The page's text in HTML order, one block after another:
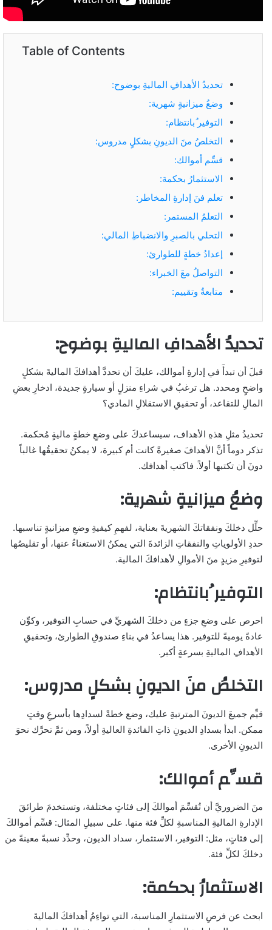
Table of Contents
تحديدُ الأهدافِ الماليةِ بوضوح:
وضعُ ميزانيةٍ شهرية:
التوفير ُبانتظام:
التخلصُ منَ الديونِ بشكلٍ مدروس:
قسِّم أموالك:
الاستثمارُ بحكمة:
تعلم فنَ إدارةِ المخاطر:
التعلمُ المستمر:
التحلي بالصبرِ والانضباطِ المالي:
إعدادُ خطةٍ للطوارئ:
التواصلُ معَ الخبراء:
متابعةٌ وتقييم:
تحديدُ الأهدافِ الماليةِ بوضوح:
قبلَ أن تبدأَ في إدارةِ أموالك، عليكَ أن تحددَّ أهدافكَ الماليةَ بشكلٍ
واضحٍ ومحدد. هل ترغبُ في شراءِ منزلٍ أو سيارةٍ جديدة، ادخارِ بعضِ
المالِ للتقاعد، أو تحقيقِ الاستقلالِ المادي؟
تحديدُ مثلِ هذهِ الأهداف، سيساعدكَ على وضعِ خطةٍ ماليةٍ مُحكمة.
تذكر دوماً أنَّ الأهدافَ صغيرةً كانت أم كبيرة، لا يمكنُ تحقيقُها غالباً
دونَ أن تكتبها أولاً. فاكتب أهدافك.
وضعُ ميزانيةٍ شهرية:
حلِّل دخلكَ ونفقاتكَ الشهريةَ بعناية، لفهمِ كيفيةِ وضعِ ميزانيةٍ تناسبها.
حددِ الأولوياتِ والنفقاتِ الزائدةَ التي يمكنُ الاستغناءُ عنها، أو تقليصُها
لتوفيرِ مزيدٍ منَ الأموالِ لأهدافكَ المالية.
التوفير ُبانتظام:
احرص على وضعِ جزءٍ من دخلكَ الشهريِّ في حسابِ التوفير، وكوِّن
عادةً يوميةً للتوفير. هذا يساعدُ في بناءِ صندوقِ الطوارئ، وتحقيقِ
الأهدافِ الماليةِ بسرعةٍ أكبر.
التخلصُ منَ الديونِ بشكلٍ مدروس:
قيِّم جميعَ الديونَ المترتبةِ عليك، وضع خطةً لسدادِها بأسرعِ وقتٍ
ممكن. ابدأ بسدادِ الديونِ ذاتِ الفائدةِ العاليةِ أولاً، ومن ثمَّ تحرَّك نحوَ
الديونِ الأخرى.
قسِّم أموالك:
منَ الضروريَّ أن تُقسِّمَ أموالكَ إلى فئاتٍ مختلفة، وتستخدمَ طرائقَ
الإدارةِ الماليةِ المناسبةِ لكلِّ فئة منها. على سبيلِ المثال: قسِّم أموالكَ
إلى فئاتٍ، مثل: التوفير، الاستثمار، سداد الديون، وحدِّد نسبةً معينةً من
دخلكَ لكلِّ فئة.
الاستثمارُ بحكمة:
ابحث عن فرصِ الاستثمارِ المناسبة، التي تواءِمُ أهدافكَ الماليةَ